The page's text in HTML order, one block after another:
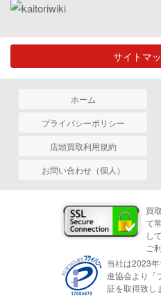
サイトマ
ホーム
プライバシーポリシー
店頭買取利用規約
お問い合わせ（個人）
買
て
し
ご
当社は2023
進協会より「
証を取得致し